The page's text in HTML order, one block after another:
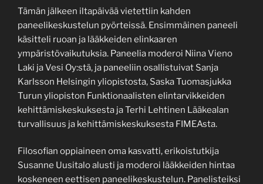
Tämän jälkeen iltapäivää vietettiin kahden
paneelikeskustelun pyörteissä. Ensimmäinen paneeli
käsitteli ruoan ja lääkkeiden elinkaaren
ympäristövaikutuksia. Paneelia moderoi Niina Vieno
Laki ja Vesi Oy:stä, ja paneeliin osallistuivat Sanja
Karlsson Helsingin yliopistosta, Saska Tuomasjukka
Turun yliopiston Funktionaalisten elintarvikkeiden
kehittämiskeskuksesta ja Terhi Lehtinen Lääkealan
turvallisuus ja kehittämiskeskuksesta FIMEAsta.
Filosofian oppiaineen oma kasvatti, erikoistutkija
Susanne Uusitalo alusti ja moderoi lääkkeiden hintaa
koskeneen eettisen paneelikeskustelun. Panelisteiksi